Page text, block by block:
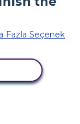
Fazla Seçenek